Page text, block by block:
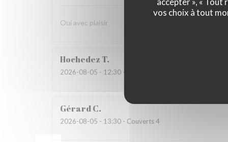
vos choix à tout
Oui avec plaisir
Hochedez T
2026-08-05 - 12:30 - Couverts 2
GérardC
2026-08-05 - 13:30 - Couverts 4